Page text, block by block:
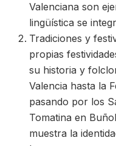
Valenciana son
lingüística se
Tradiciones y
propias
su historia y
Valencia hasta la
pasando por los
Tomatina en
muestra la